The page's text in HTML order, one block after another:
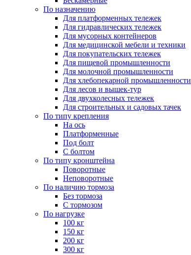
По назначению
Для платформенных тележек
Для гидравлических тележек
Для мусорных контейнеров
Для медицинской мебели и техники
Для покупательских тележек
Для пищевой промышленности
Для молочной промышленности
Для хлебопекарной промышленности
Для лесов и вышек-тур
Для двухколесных тележек
Для строительных и садовых тачек
По типу крепления
На ось
Платформенные
Под болт
С болтом
По типу кронштейна
Поворотные
Неповоротные
По наличию тормоза
Без тормоза
С тормозом
По нагрузке
100 кг
150 кг
200 кг
300 кг